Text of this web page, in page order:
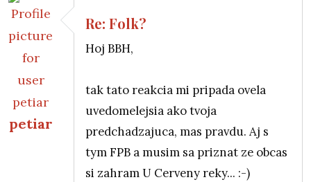
petiar
Re: Folk?by BBH
Re: Folk?
Hoj BBH,
tak tato reakcia mi pripada ovela
uvedomelejsia ako tvoja
predchadzajuca, mas pravdu. Aj s
tym FPB a musim sa priznat ze obcas
si zahram U Cerveny reky... :-)